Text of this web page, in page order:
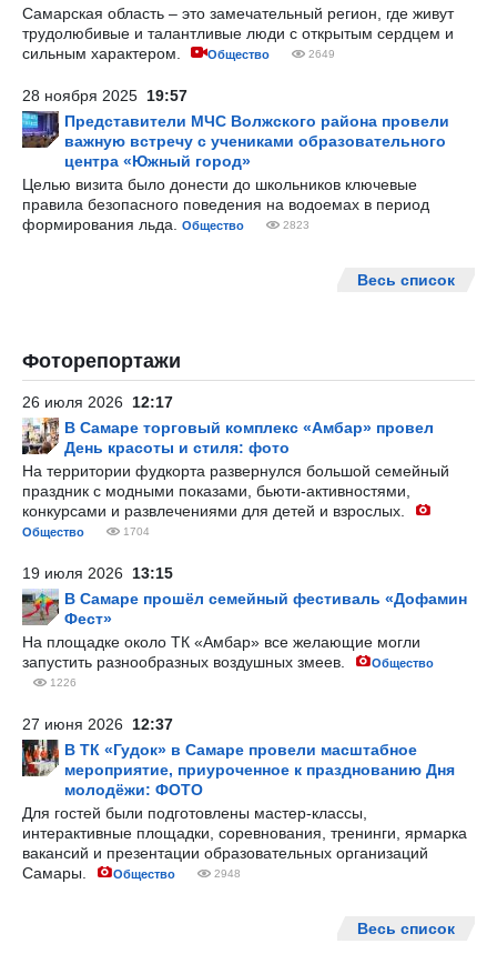
Самарская область – это замечательный регион, где живут
трудолюбивые и талантливые люди с открытым сердцем и
сильным характером.
Общество 2649
28 ноября 2025 19:57
Представители МЧС Волжского района провели
важную встречу с учениками образовательного
центра «Южный город»
Целью визита было донести до школьников ключевые
правила безопасного поведения на водоемах в период
формирования льда.
Общество 2823
Весь список
Фоторепортажи
26 июля 2026 12:17
В Самаре торговый комплекс «Амбар» провел
День красоты и стиля: фото
На территории фудкорта развернулся большой семейный
праздник с модными показами, бьюти-активностями,
конкурсами и развлечениями для детей и взрослых.
Общество 1704
19 июля 2026 13:15
В Самаре прошёл семейный фестиваль «Дофамин
Фест»
На площадке около ТК «Амбар» все желающие могли
запустить разнообразных воздушных змеев.
Общество
1226
27 июня 2026 12:37
В ТК «Гудок» в Самаре провели масштабное
мероприятие, приуроченное к празднованию Дня
молодёжи: ФОТО
Для гостей были подготовлены мастер-классы,
интерактивные площадки, соревнования, тренинги, ярмарка
вакансий и презентации образовательных организаций
Самары.
Общество 2948
Весь список